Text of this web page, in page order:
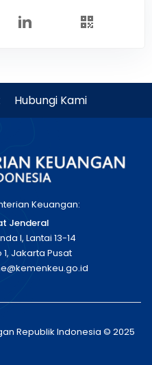
Hubungi Kami
Keuangan:
Jenderal
I, Lantai 13-14
1, Jakarta Pusat
Republik Indonesia © 2025